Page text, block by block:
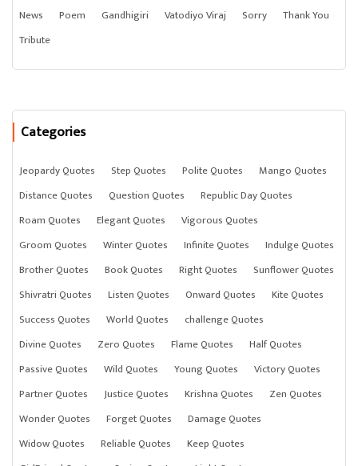
News
Poem Gandhigiri Vatodiyo Viraj Sorry
Thank You
Tribute
Categories
Jeopardy Quotes Step Quotes Polite Quotes
Mango Quotes
Distance Quotes
Question Quotes
Republic Day Quotes
Roam Quotes
Elegant Quotes
Vigorous Quotes
Groom Quotes
Winter Quotes Infinite Quotes
Indulge Quotes
Brother Quotes
Book Quotes Right Quotes
Sunflower Quotes
Shivratri Quotes
Listen Quotes Onward Quotes
Kite Quotes
Success Quotes
World Quotes
challenge Quotes
Divine Quotes
Zero Quotes Flame Quotes
Half Quotes
Passive Quotes
Wild Quotes Young Quotes
Victory Quotes
Partner Quotes
Justice Quotes Krishna Quotes
Zen Quotes
Wonder Quotes
Forget Quotes
Damage Quotes
Widow Quotes
Reliable Quotes
Keep Quotes